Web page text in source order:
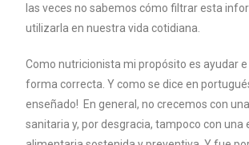
las veces no sabemos cómo filtrar esta
utilizarla en nuestra vida cotidiana.
Como nutricionista mi propósito es ayudar
forma correcta. Y como se dice en
enseñado! En general, no crecemos con
sanitaria y, por desgracia, tampoco con una